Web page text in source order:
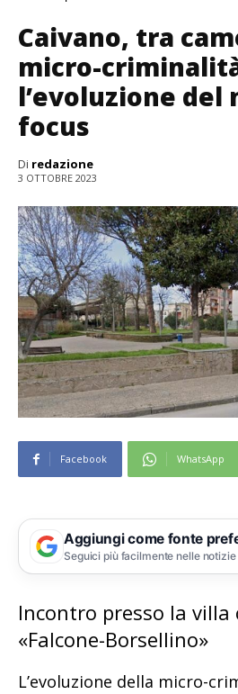
Caivano, tra
micro-
l’evoluzione del
focus
Di redazione
3 OTTOBRE 2023
Facebook WhatsApp
Aggiungi come fonte
Seguici più facilmente nelle
Incontro presso la villa
«Falcone-Borsellino»
L’evoluzione della micro-